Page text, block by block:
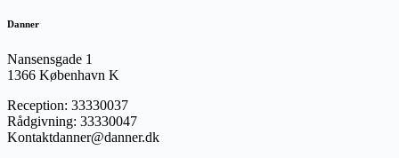
Danner
Nansensgade 1
1366 København K
Reception: 33330037
Rådgivning: 33330047
Kontaktdanner@danner.dk